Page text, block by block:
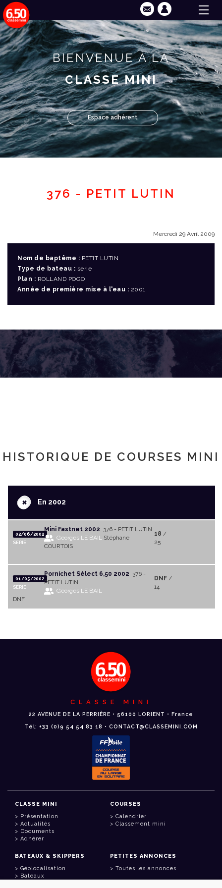
BIENVENUE À LA
CLASSE MINI
Espace adhérent
376 - PETIT LUTIN
Mercredi 29 Avril 2009
Nom de baptême : PETIT LUTIN
Type de bateau : serie
Plan : ROLLAND POGO
Année de première mise à l'eau : 2001
HISTORIQUE DE COURSES MINI
+En 2002
02/06/2002
SERIE
Mini Fastnet 2002 376 - PETIT LUTIN
Georges LE BAILStéphane
COURTOIS
18 /
25
01/05/2002
SERIE
Pornichet Sélect 6,50 2002 376 -
PETIT LUTIN
Georges LE BAIL
DNF/
14
DNF
CLASSE MINI
22 AVENUE DE LA PERRIÈRE • 56100 LORIENT • France
Tél: +33 (0)9 54 54 83 18 • CONTACT@CLASSEMINI.COM
CLASSE MINI
Présentation
Actualités
Documents
Adhérer
COURSES
Calendrier
Classement mini
BATEAUX & SKIPPERS
Géolocalisation
Bateaux
PETITES ANNONCES
Toutes les annonces